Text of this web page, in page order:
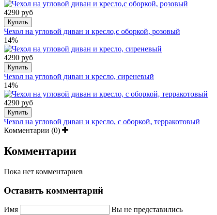
4290 руб
Купить
Чехол на угловой диван и кресло,с оборкой, розовый
14%
4290 руб
Купить
Чехол на угловой диван и кресло, сиреневый
14%
4290 руб
Купить
Чехол на угловой диван и кресло, с оборкой, терракотовый
Комментарии (0)
Комментарии
Пока нет комментариев
Оставить комментарий
Имя
Вы не представились